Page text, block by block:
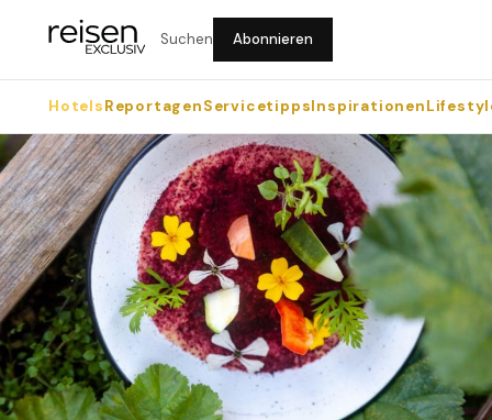
Suchen Abonnieren
HotelsReportagenServicetippsInspirationen